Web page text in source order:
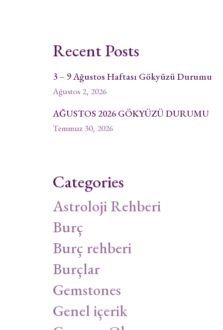
Recent Posts
3 – 9 Ağustos Haftası Gökyüzü Durumu
Ağustos 2, 2026
AĞUSTOS 2026 GÖKYÜZÜ DURUMU
Temmuz 30, 2026
Categories
Astroloji Rehberi
Burç
Burç rehberi
Burçlar
Gemstones
Genel içerik